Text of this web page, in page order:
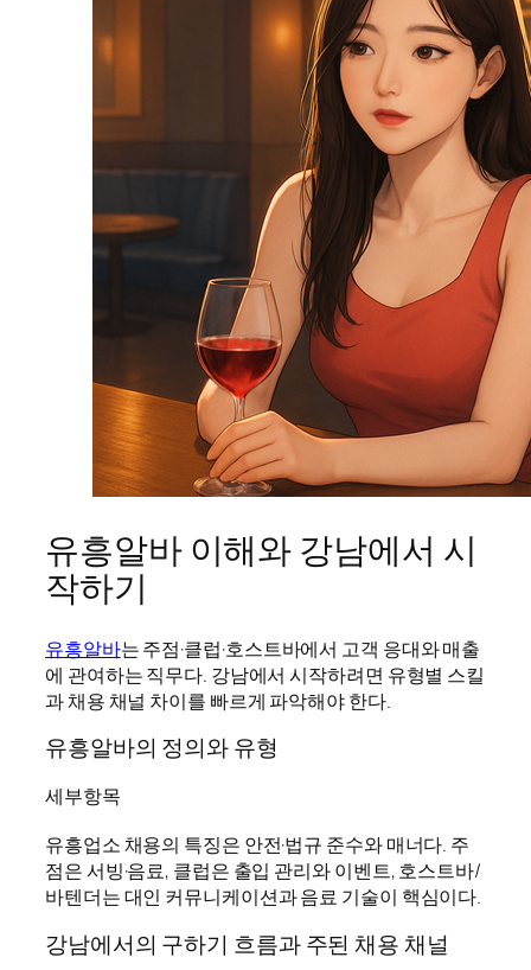
유흥알바 이해와 강남에서 시
작하기
유흥알바는 주점·클럽·호스트바에서 고객 응대와 매출
에 관여하는 직무다. 강남에서 시작하려면 유형별 스킬
과 채용 채널 차이를 빠르게 파악해야 한다.
유흥알바의 정의와 유형
세부항목
유흥업소 채용의 특징은 안전·법규 준수와 매너다. 주
점은 서빙·음료, 클럽은 출입 관리와 이벤트, 호스트바/
바텐더는 대인 커뮤니케이션과 음료 기술이 핵심이다.
강남에서의 구하기 흐름과 주된 채용 채널